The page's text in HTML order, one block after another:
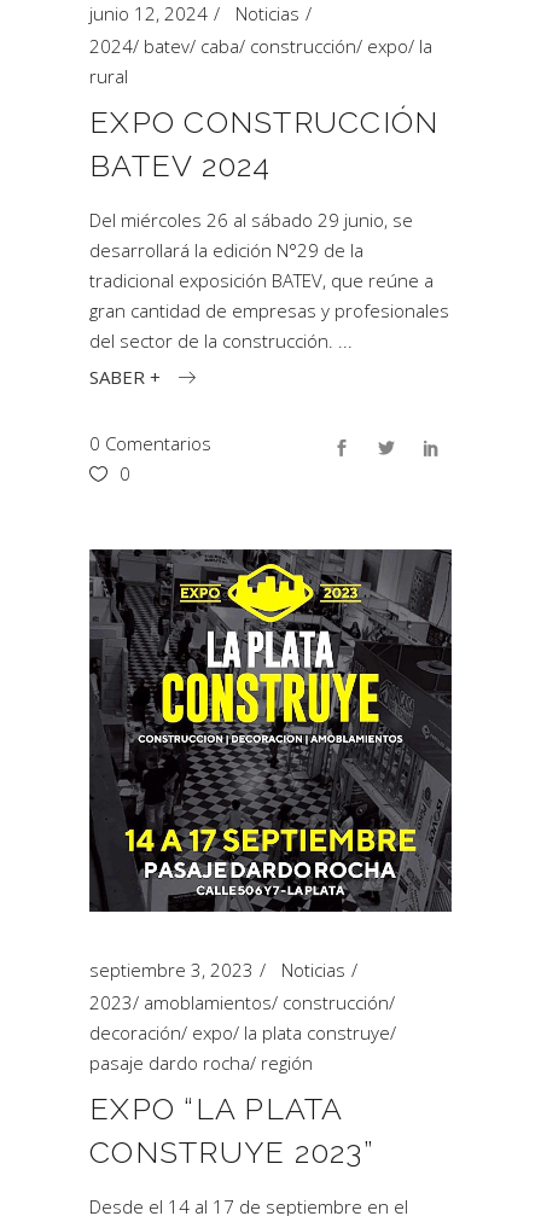
junio 12, 2024
Noticias
2024/ batev/ caba/ construcción/ expo/ la
rural
EXPO CONSTRUCCIÓN
BATEV 2024
Del miércoles 26 al sábado 29 junio, se
desarrollará la edición N°29 de la
tradicional exposición BATEV, que reúne a
gran cantidad de empresas y profesionales
del sector de la construcción.
SABER +
0 Comentarios
0
septiembre 3, 2023
Noticias
2023/ amoblamientos/ construcción/
decoración/ expo/ la plata construye/
pasaje dardo rocha/ región
EXPO “LA PLATA
CONSTRUYE 2023”
Desde el 14 al 17 de septiembre en el